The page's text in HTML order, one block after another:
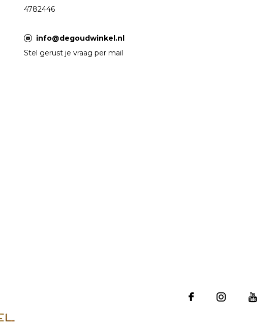
4782446
info@degoudwinkel.nl
Stel gerust je vraag per mail